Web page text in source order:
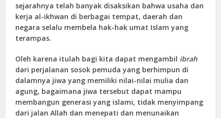
sejarahnya telah banyak disaksikan bahwa usaha dan
kerja al-ikhwan di berbagai tempat, daerah dan
negara selalu membela hak-hak umat Islam yang
terampas.
Oleh karena itulah bagi kita dapat mengambil ibrah
dari perjalanan sosok pemuda yang berhimpun di
dalamnya jiwa yang memiliki nilai-nilai mulia dan
agung, bagaimana jiwa tersebut dapat mampu
membangun generasi yang islami, tidak menyimpang
dari jalan Allah dan menepati dan menunaikan